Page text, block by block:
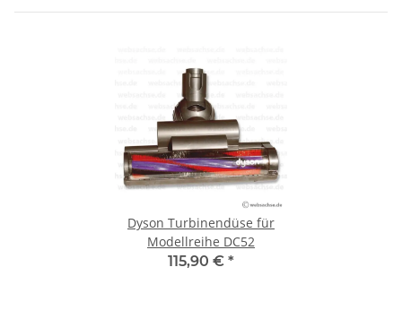
Dyson Turbinendüse für
Modellreihe DC52
115,90 € *